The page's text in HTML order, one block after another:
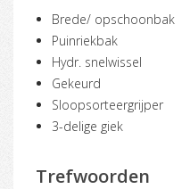
Brede/ opschoonbak
Puinriekbak
Hydr. snelwissel
Gekeurd
Sloopsorteergrijper
3-delige giek
Trefwoorden